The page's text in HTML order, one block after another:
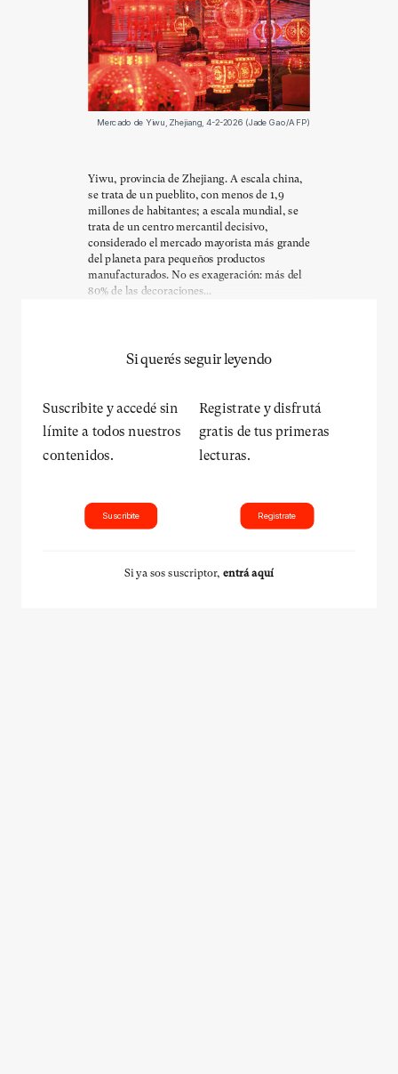
Mercado de Yiwu, Zhejiang, 4-2-2026 (Jade Gao/AFP)
Yiwu, provincia de Zhejiang. A escala china,
se trata de un pueblito, con menos de 1,9
millones de habitantes; a escala mundial, se
trata de un centro mercantil decisivo,
considerado el mercado mayorista más grande
del planeta para pequeños productos
manufacturados. No es exageración: más del
80% de las decoraciones...
Si querés seguir leyendo
Suscribite y accedé sin
límite a todos nuestros
contenidos.
Suscribite
Registrate y disfrutá
gratis de tus primeras
lecturas.
Registrate
Si ya sos suscriptor, entrá aquí